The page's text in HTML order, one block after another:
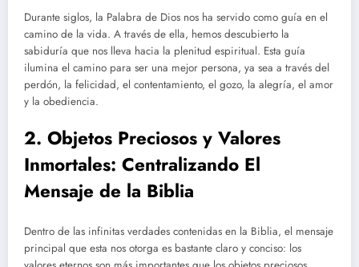
Durante siglos, la Palabra de Dios nos ha servido como guía en el
camino de la vida. A través de ella, hemos descubierto la
sabiduría que nos lleva hacia la plenitud espiritual. Esta guía
ilumina el camino para ser una mejor persona, ya sea a través del
perdón, la felicidad, el contentamiento, el gozo, la alegría, el amor
y la obediencia.
2. Objetos Preciosos y Valores
Inmortales: Centralizando El
Mensaje de la Biblia
Dentro de las infinitas verdades contenidas en la Biblia, el mensaje
principal que esta nos otorga es bastante claro y conciso: los